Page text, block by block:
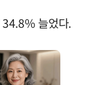
늘었다.